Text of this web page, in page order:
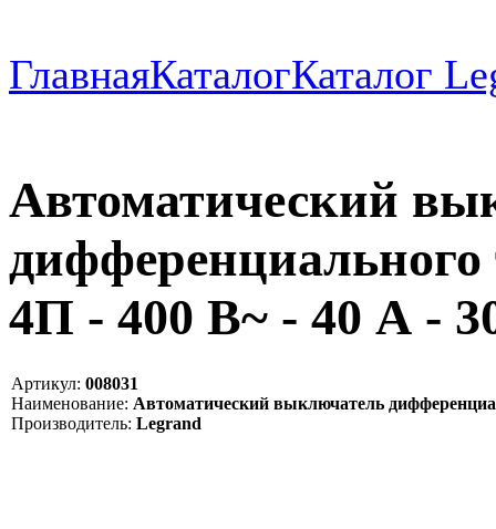
ГлавнаяКаталогКаталог
Автоматический
4П - 400 В~ - 40 А -
Артикул: 008031
Наименование: Автоматический выключатель
Производитель: Legrand